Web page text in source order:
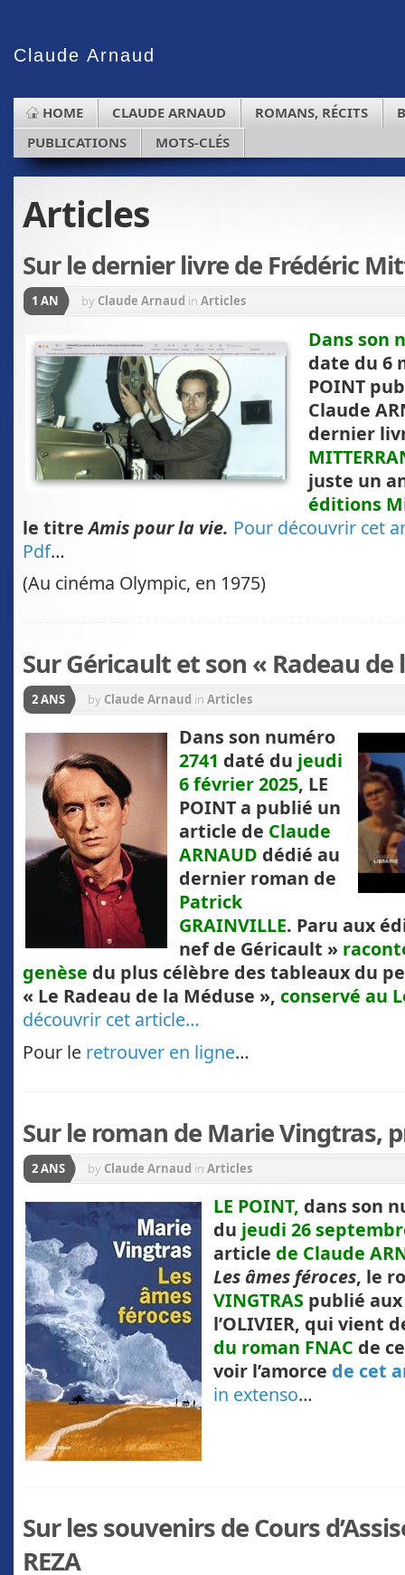
Claude Arnaud
HOME CLAUDE ARNAUD ROMANS, RÉCITS
PUBLICATIONS
MOTS-CLÉS
Articles
Sur le dernier livre de Frédéric
1 AN by Claude Arnaud in Articles
Dans son
date du 6
POINT
Claude
dernier
juste un
éditions
le titreAmis pour la vie. Pour découvrir cet
Pdf…
(Au cinéma Olympic, en 1975)
Sur Géricault et son « Radeau de
2 ANS by Claude Arnaud in Articles
Dans son numéro
2741 daté du jeudi
6 février 2025, LE
POINT a publié un
article de Claude
ARNAUD dédié au
dernier roman de
Patrick
GRAINVILLE. Paru aux
nef de Géricault »
genèse du plus célèbre des tableaux du
« Le Radeau de la Méduse », conservé au
découvrir cet article…
Pour le retrouver en ligne…
Sur le roman de Marie Vingtras,
2 ANS by Claude Arnaud in Articles
LE POINT, dans son
du jeudi 26
article de Claude
Les âmes féroces, le
VINGTRAS publié
l’OLIVIER, qui vient
du roman FNAC de
voir l’amorce de cet
in extenso…
Sur les souvenirs de Cours
REZA